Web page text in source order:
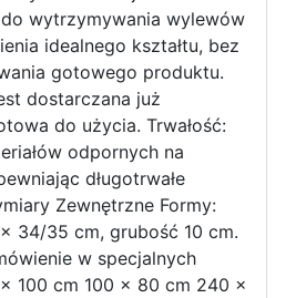
wytrzymywania wylewów
idealnego kształtu, bez
gotowego produktu.
dostarczana już
do użycia. Trwałość:
odpornych na
długotrwałe
Zewnętrzne Formy:
34/35 cm, grubość 10 cm.
w specjalnych
100 cm 100 x 80 cm 240 x